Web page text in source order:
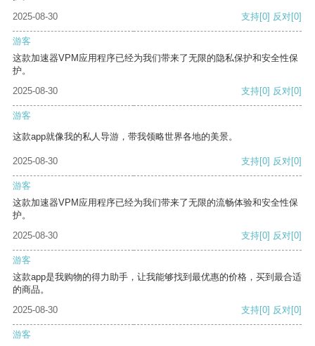
2025-08-30
支持[0] 反对[0]
游客
这款加速器VPM应用程序已经为我们带来了无限的隐私保护和安全性保
护。
2025-08-30
支持[0] 反对[0]
游客
这款app就像我的私人导游，带我领略世界各地的美景。
2025-08-30 支持[0] 反对[0]
游客
这款加速器VPM应用程序已经为我们带来了无限的流畅体验和安全性保
护。
2025-08-30
支持[0] 反对[0]
游客
这款app是我购物的得力助手，让我能够找到最优惠的价格，买到最合适
的商品。
2025-08-30
支持[0] 反对[0]
游客